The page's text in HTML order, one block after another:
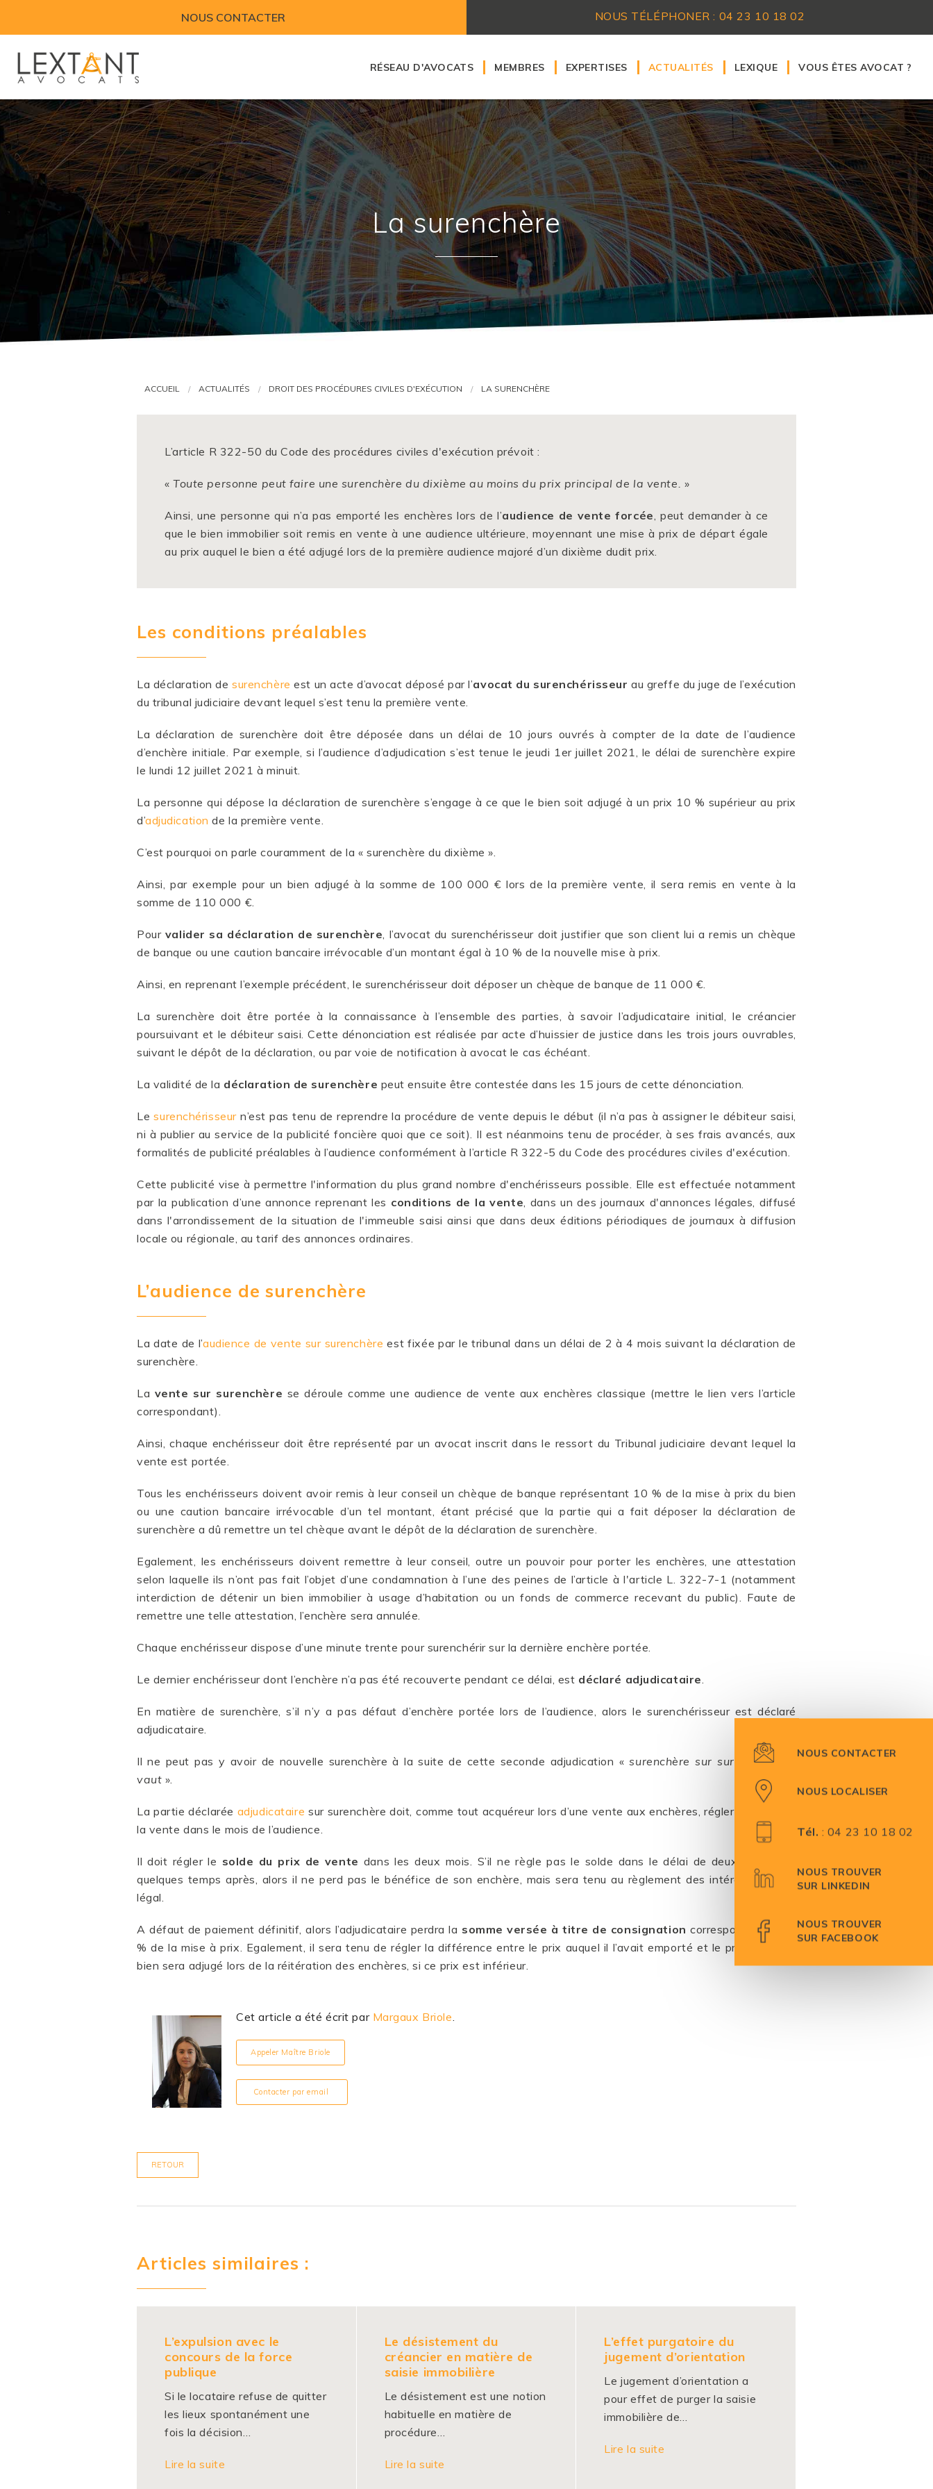
NOUS CONTACTER
NOUS LOCALISER
Tél. : 04 23 10 18 02
NOUS TROUVER
SUR LINKEDIN
NOUS TROUVER
SUR FACEBOOK
NOUS CONTACTER NOUS TÉLÉPHONER : 04 23 10 18 02
RÉSEAU D'AVOCATS MEMBRES EXPERTISES
Droit du travail
Droit des procédures civiles d'exécution
Droit civil
Droit des collectivités territoriales
Droit fiscal
Droit immobilier
Droit de l'urbanisme
Droit commercial
Droit de la famille
Droit dommage corporel
Droit des sociétés
ACTUALITÉS
Professionnels
Avocats
LEXIQUE VOUS ÊTES AVOCAT ?
Nous rejoindre
La surenchère
ACCUEIL ACTUALITÉS DROIT DES PROCÉDURES CIVILES D'EXÉCUTION LA SURENCHÈRE
L’article R 322-50 du Code des procédures civiles d'exécution prévoit :
«Toute personne peut faire une surenchère du dixième au moins du prix principal de la vente. »
Ainsi, une personne qui n’a pas emporté les enchères lors de l’audience de vente forcée , peut demander à ce
que le bien immobilier soit remis en vente à une audience ultérieure, moyennant une mise à prix de départ égale
au prix auquel le bien a été adjugé lors de la première audience majoré d’un dixième dudit prix.
Les conditions préalables
La déclaration desurenchère est un acte d’avocat déposé par l’avocat du surenchérisseur au greffe du juge de l’exécution
du tribunal judiciaire devant lequel s’est tenu la première vente.
La déclaration de surenchère doit être déposée dans un délai de 10 jours ouvrés à compter de la date de l’audience
d’enchère initiale. Par exemple, si l’audience d’adjudication s’est tenue le jeudi 1er juillet 2021, le délai de surenchère expire
le lundi 12 juillet 2021 à minuit.
La personne qui dépose la déclaration de surenchère s’engage à ce que le bien soit adjugé à un prix 10 % supérieur au prix
d’adjudication de la première vente.
C’est pourquoi on parle couramment de la « surenchère du dixième ».
Ainsi, par exemple pour un bien adjugé à la somme de 100 000 € lors de la première vente, il sera remis en vente à la
somme de 110 000 €.
Pour valider sa déclaration de surenchère , l’avocat du surenchérisseur doit justifier que son client lui a remis un chèque
de banque ou une caution bancaire irrévocable d’un montant égal à 10 % de la nouvelle mise à prix.
Ainsi, en reprenant l’exemple précédent, le surenchérisseur doit déposer un chèque de banque de 11 000 €.
La surenchère doit être portée à la connaissance à l’ensemble des parties, à savoir l’adjudicataire initial, le créancier
poursuivant et le débiteur saisi. Cette dénonciation est réalisée par acte d’huissier de justice dans les trois jours ouvrables,
suivant le dépôt de la déclaration, ou par voie de notification à avocat le cas échéant.
La validité de la déclaration de surenchère peut ensuite être contestée dans les 15 jours de cette dénonciation.
Lesurenchérisseurn’est pas tenu de reprendre la procédure de vente depuis le début (il n’a pas à assigner le débiteur saisi,
ni à publier au service de la publicité foncière quoi que ce soit). Il est néanmoins tenu de procéder, à ses frais avancés, aux
formalités de publicité préalables à l’audience conformément à l’article R 322-5 du Code des procédures civiles d'exécution.
Cette publicité vise à permettre l'information du plus grand nombre d'enchérisseurs possible. Elle est effectuée notamment
par la publication d’une annonce reprenant les conditions de la vente , dans un des journaux d'annonces légales, diffusé
dans l'arrondissement de la situation de l'immeuble saisi ainsi que dans deux éditions périodiques de journaux à diffusion
locale ou régionale, au tarif des annonces ordinaires.
L’audience de surenchère
La date de l’audience de vente sur surenchère est fixée par le tribunal dans un délai de 2 à 4 mois suivant la déclaration de
surenchère.
La vente sur surenchère se déroule comme une audience de vente aux enchères classique (mettre le lien vers l’article
correspondant).
Ainsi, chaque enchérisseur doit être représenté par un avocat inscrit dans le ressort du Tribunal judiciaire devant lequel la
vente est portée.
Tous les enchérisseurs doivent avoir remis à leur conseil un chèque de banque représentant 10 % de la mise à prix du bien
ou une caution bancaire irrévocable d’un tel montant, étant précisé que la partie qui a fait déposer la déclaration de
surenchère a dû remettre un tel chèque avant le dépôt de la déclaration de surenchère.
Egalement, les enchérisseurs doivent remettre à leur conseil, outre un pouvoir pour porter les enchères, une attestation
selon laquelle ils n’ont pas fait l’objet d’une condamnation à l’une des peines de l’article à l'article L. 322-7-1 (notamment
interdiction de détenir un bien immobilier à usage d’habitation ou un fonds de commerce recevant du public). Faute de
remettre une telle attestation, l’enchère sera annulée.
Chaque enchérisseur dispose d’une minute trente pour surenchérir sur la dernière enchère portée.
Le dernier enchérisseur dont l’enchère n’a pas été recouverte pendant ce délai, est déclaré adjudicataire
En matière de surenchère, s’il n’y a pas défaut d’enchère portée lors de l’audience, alors le surenchérisseur est déclaré
adjudicataire.
Il ne peut pas y avoir de nouvelle surenchère à la suite de cette seconde adjudication «surenchère sur surenchère ne
vaut ».
La partie déclarée adjudicataire sur surenchère doit, comme tout acquéreur lors d’une vente aux enchères, régler les frais de
la vente dans le mois de l’audience.
Il doit régler le solde du prix de vente dans les deux mois. S’il ne règle pas le solde dans le délai de deux mois mais
quelques temps après, alors il ne perd pas le bénéfice de son enchère, mais sera tenu au règlement des intérêts au taux
légal.
A défaut de paiement définitif, alors l’adjudicataire perdra la somme versée à titre de consignation correspondant à 10
% de la mise à prix. Egalement, il sera tenu de régler la différence entre le prix auquel il l’avait emporté et le prix auquel le
bien sera adjugé lors de la réitération des enchères, si ce prix est inférieur.
Cet article a été écrit par Margaux Briole
Appeler Maître Briole
Contacter par email
RETOUR
Articles similaires :
L’expulsion avec le
concours de la force
publique
Si le locataire refuse de quitter
les lieux spontanément une
fois la décision…
Lire la suite
Le désistement du
créancier en matière de
saisie immobilière
Le désistement est une notion
habituelle en matière de
procédure…
Lire la suite
L’effet purgatoire du
jugement d’orientation
Le jugement d’orientation a
pour effet de purger la saisie
immobilière de…
Lire la suite